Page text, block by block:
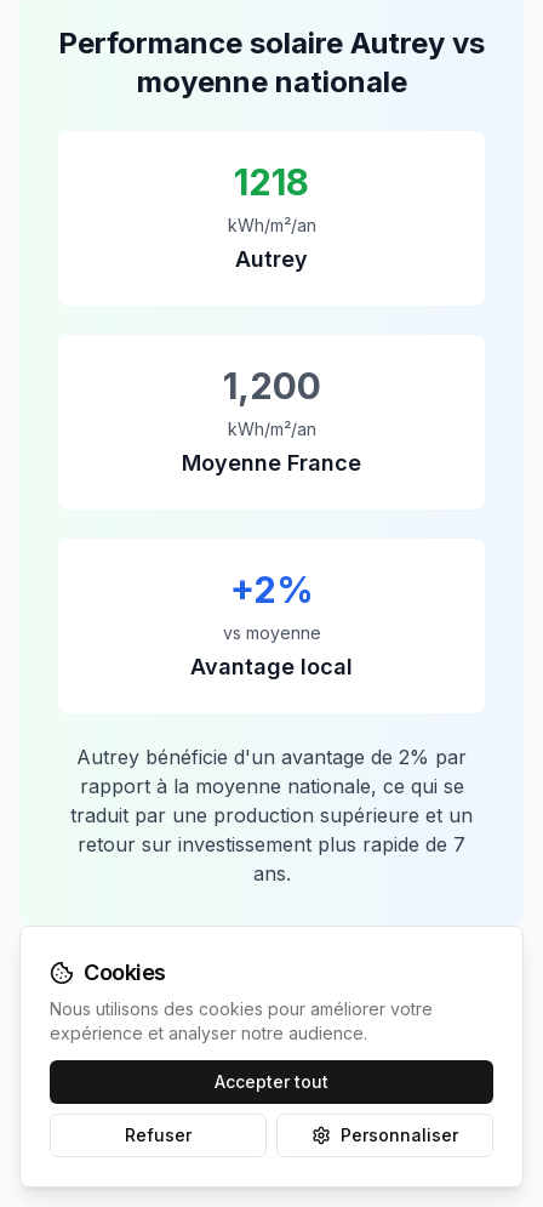
Performance solaire Autrey vs
moyenne nationale
1218
kWh/m²/an
Autrey
1,200
kWh/m²/an
Moyenne France
+2%
vs moyenne
Avantage local
Autrey bénéficie d'un avantage de 2% par
rapport à la moyenne nationale, ce qui se
traduit par une production supérieure et un
retour sur investissement plus rapide de 7
ans.
Comparaison avec les
communes les plus proches
Cookies
Nous utilisons des cookies pour améliorer votre
expérience et analyser notre audience.
Accepter tout
Refuser Personnaliser